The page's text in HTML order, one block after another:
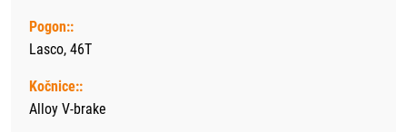
Pogon::
Lasco, 46T
Kočnice::
Alloy V-brake